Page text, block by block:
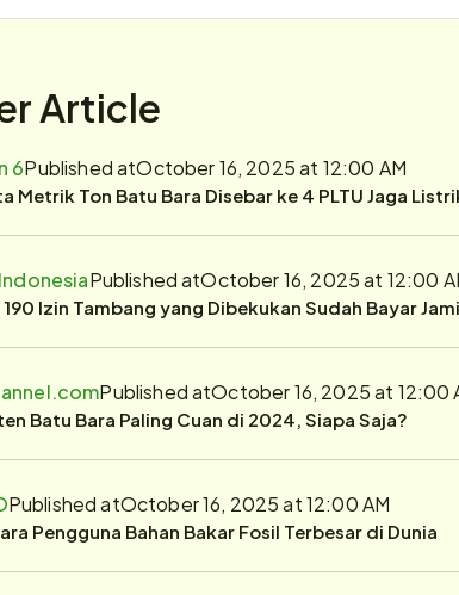
Article
6Published atOctober 16, 2025 at 12:00 AM
Metrik Ton Batu Bara Disebar ke 4 PLTU Jaga
Published atOctober 16, 2025 at 12:00
Izin Tambang yang Dibekukan Sudah Bayar
Published atOctober 16, 2025 at 12:00
Batu Bara Paling Cuan di 2024, Siapa Saja?
Published atOctober 16, 2025 at 12:00 AM
Pengguna Bahan Bakar Fosil Terbesar di Dunia